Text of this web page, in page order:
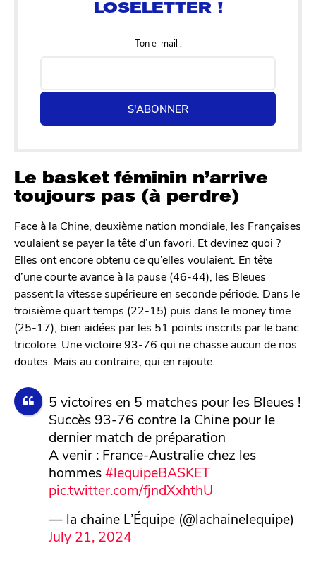
Ton e-mail :
S'ABONNER
Le basket féminin n’arrive
toujours pas (à perdre)
Face à la Chine, deuxième nation mondiale, les Françaises
voulaient se payer la tête d’un favori. Et devinez quoi ?
Elles ont encore obtenu ce qu’elles voulaient. En tête
d’une courte avance à la pause (46-44), les Bleues
passent la vitesse supérieure en seconde période. Dans le
troisième quart temps (22-15) puis dans le money time
(25-17), bien aidées par les 51 points inscrits par le banc
tricolore. Une victoire 93-76 qui ne chasse aucun de nos
doutes. Mais au contraire, qui en rajoute.
5 victoires en 5 matches pour les Bleues !
Succès 93-76 contre la Chine pour le
dernier match de préparation
A venir : France-Australie chez les
hommes#lequipeBASKET
pic.twitter.com/fjndXxhthU
— la chaine L’Équipe (@lachainelequipe)
July 21, 2024